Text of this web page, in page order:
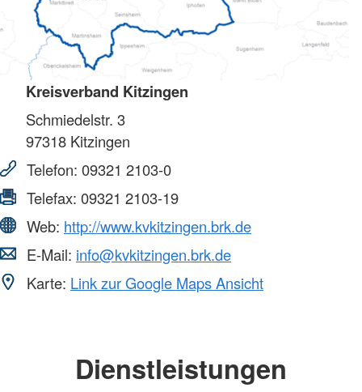
Kreisverband Kitzingen
Schmiedelstr. 3
97318 Kitzingen
Telefon: 09321 2103-0
Telefax: 09321 2103-19
Web: http://www.kvkitzingen.brk.de
E-Mail: info@kvkitzingen.brk.de
Karte: Link zur Google Maps Ansicht
Dienstleistungen